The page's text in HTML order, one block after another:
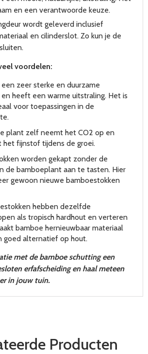
en een verantwoorde keuze.
wordt geleverd inclusief
en cilinderslot. Zo kun je de
voordelen:
een zeer sterke en duurzame
en heeft een warme uitstraling. Het is
voor toepassingen in de
plant zelf neemt het CO2 op en
het fijnstof tijdens de groei.
worden gekapt zonder de
de bamboeplant aan te tasten. Hier
gewoon nieuwe bamboestokken
hebben dezelfde
als tropisch hardhout en verteren
bamboe hernieuwbaar materiaal
goed alternatief op hout.
met de bamboe schutting een
erfafscheiding en haal meteen
in jouw tuin.
Producten